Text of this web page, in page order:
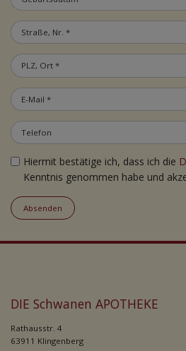
Hiermit bestätige ich, dass ich die
Kenntnis genommen habe und
Absenden
DIE Schwanen APOTHEKE
Rathausstr. 4
63911 Klingenberg